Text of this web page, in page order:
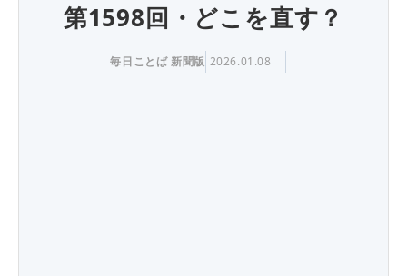
第1598回・どこを直す？
毎日ことば 新聞版 2026.01.08